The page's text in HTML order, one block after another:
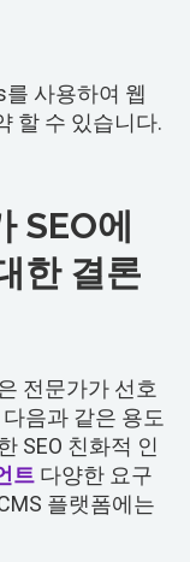
사용하여 웹
할 수 있습니다.
SEO에
한 결론
전문가가 선호
음과 같은 용도
SEO 친화적 인
트 다양한 요구
플랫폼에는